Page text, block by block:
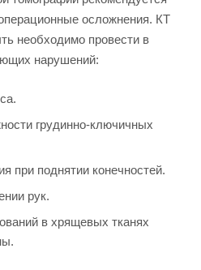
осложнения. КТ
необходимо провести в
нарушений:
грудинно-ключичных
при поднятии конечностей.
рук.
в хрящевых тканях